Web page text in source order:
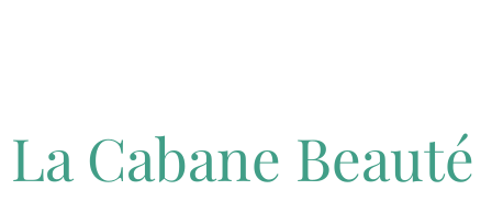
La Cabane Beauté